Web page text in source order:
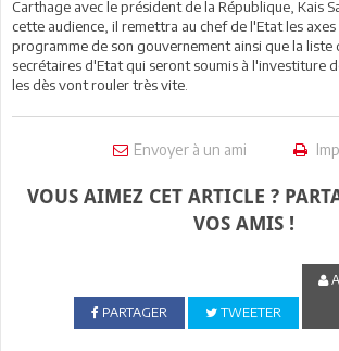
Carthage avec le président de la République, Kais
cette audience, il remettra au chef de l'Etat les
programme de son gouvernement ainsi que la liste
secrétaires d'Etat qui seront soumis à l'investiture
les dès vont rouler très vite.
Envoyer à un ami
VOUS AIMEZ CET ARTICLE ?
VOS AMIS !
PARTAGER TWEETER